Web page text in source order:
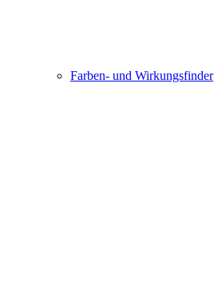
Farben- und Wirkungsfinder